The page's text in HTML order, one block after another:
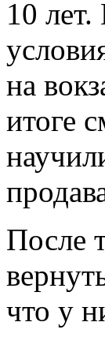
10
на
итоге
После
что у